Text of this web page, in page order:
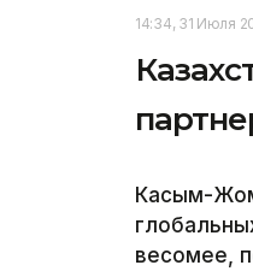
14:34, 31 Июля
Касым-
весомее,